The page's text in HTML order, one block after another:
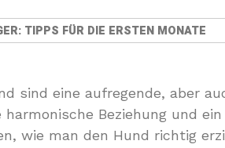
TIPPS FÜR DIE ERSTEN MONATE
sind eine aufregende, aber
Beziehung und
wie man den Hund richtig